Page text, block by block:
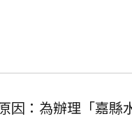
因：為辦理「嘉縣